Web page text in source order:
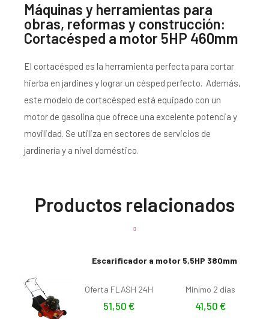
Máquinas y herramientas para
obras, reformas y construcción:
Cortacésped a motor 5HP 460mm
El cortacésped es la herramienta perfecta para cortar
hierba en jardines y lograr un césped perfecto. Además,
este modelo de cortacésped está equipado con un
motor de gasolina que ofrece una excelente potencia y
movilidad. Se utiliza en sectores de servicios de
jardinería y a nivel doméstico.
Productos relacionados
Escarificador a motor 5,5HP 380mm
Oferta FLASH 24H
51,50 €
Mínimo 2 días
41,50 €